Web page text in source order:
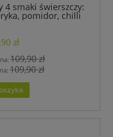
4 smaki świerszczy:
pomidor, chilli
zł
109,90 zł
109,90 zł